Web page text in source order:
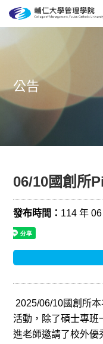
公告
06/10國創所
發布時間： 114 年 06
2025/06/10國創所
活動，除了碩士專班
進老師邀請了校外優